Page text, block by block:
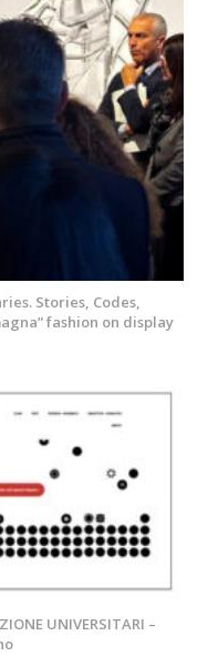
Stories, Codes,
fashion on display
UNIVERSITARI –